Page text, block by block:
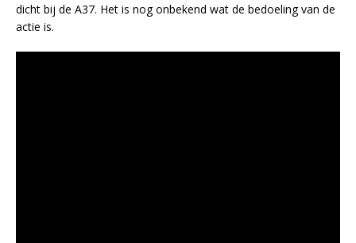
dicht bij de A37. Het is nog onbekend wat de bedoeling van de
actie is.